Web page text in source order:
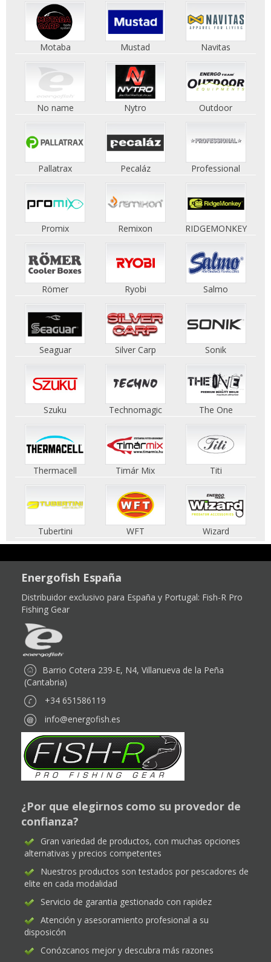
Motaba Mustad Navitas
No name Nytro Outdoor
Pallatrax Pecaláz Professional
Promix Remixon RIDGEMONKEY
Römer Ryobi Salmo
Seaguar Silver Carp Sonik
Szuku Technomagic The One
Thermacell Timár Mix Titi
Tubertini WFT Wizard
Energofish España
Distribuidor exclusivo para España y Portugal: Fish-R Pro
Fishing Gear
Barrio Cotera 239-E, N4, Villanueva de la Peña
(Cantabria)
+34 651586119
info@energofish.es
¿Por que elegirnos como su provedor de
confianza?
Gran variedad de productos, con muchas opciones
alternativas y precios competentes
Nuestros productos son testados por pescadores de
elite en cada modalidad
Servicio de garantia gestionado con rapidez
Atención y asesoramiento profesional a su
disposicón
Conózcanos mejor y descubra más razones